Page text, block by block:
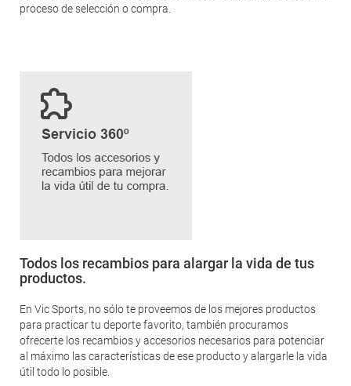
proceso de selección o compra.
Todos los recambios para alargar la vida de tus
productos.
En Vic Sports, no sólo te proveemos de los mejores productos
para practicar tu deporte favorito, también procuramos
ofrecerte los recambios y accesorios necesarios para potenciar
al máximo las características de ese producto y alargarle la vida
útil todo lo posible.